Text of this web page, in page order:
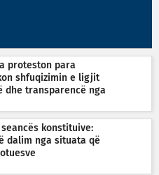
proteston para
shfuqizimin e ligjit
dhe transparencë nga
konstituive:
dalim nga situata që